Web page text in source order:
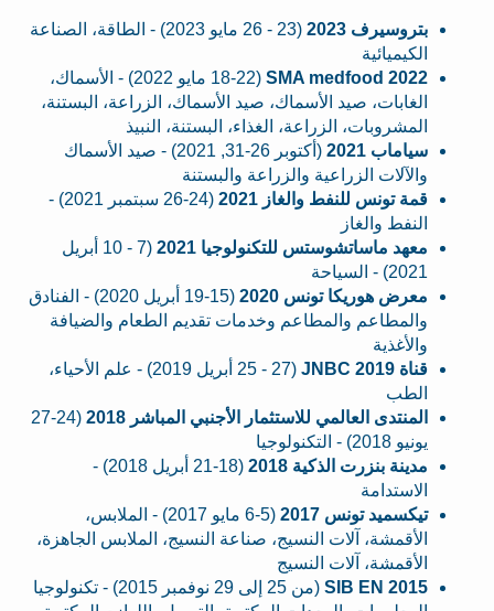
بتروسيرف 2023
(23 - 26 مايو 2023) - الطاقة، الصناعة
الكيميائية
SMA medfood 2022
(18-22 مايو 2022) - الأسماك،
الغابات، صيد الأسماك، صيد الأسماك، الزراعة، البستنة،
المشروبات، الزراعة، الغذاء، البستنة، النبيذ
سياماب 2021
(أكتوبر 26-31, 2021) - صيد الأسماك
والآلات الزراعية والزراعة والبستنة
قمة تونس للنفط والغاز 2021
(24-26 سبتمبر 2021) -
النفط والغاز
معهد ماساتشوستس للتكنولوجيا 2021
(7 - 10 أبريل
2021) - السياحة
معرض هوريكا تونس 2020
(15-19 أبريل 2020) - الفنادق
والمطاعم والمطاعم وخدمات تقديم الطعام والضيافة
والأغذية
قناة JNBC 2019
(25 - 27 أبريل 2019) - علم الأحياء،
الطب
المنتدى العالمي للاستثمار الأجنبي المباشر 2018
(24-27
يونيو 2018) - التكنولوجيا
مدينة بنزرت الذكية 2018
(18-21 أبريل 2018) -
الاستدامة
تيكسميد تونس 2017
(5-6 مايو 2017) - الملابس،
الأقمشة، آلات النسيج، صناعة النسيج، الملابس الجاهزة،
الأقمشة، آلات النسيج
SIB EN 2015
(من 25 إلى 29 نوفمبر 2015) - تكنولوجيا